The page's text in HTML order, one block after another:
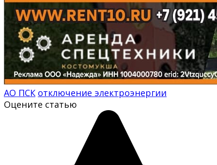
АО ПСК отключение электроэнергии
Оцените статью